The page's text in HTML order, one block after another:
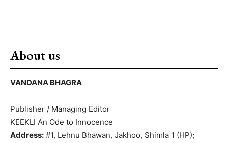
About us
VANDANA BHAGRA
Publisher / Managing Editor
KEEKLI An Ode to Innocence
Address: #1, Lehnu Bhawan, Jakhoo, Shimla 1 (HP);